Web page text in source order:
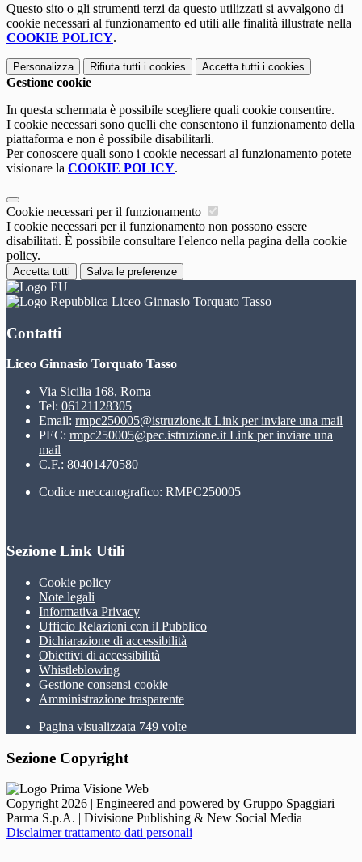
Questo sito o gli strumenti terzi da questo utilizzati si avvalgono di
cookie necessari al funzionamento ed utili alle finalità illustrate nella
COOKIE POLICY.
Personalizza Rifiuta tutti i cookies Accetta tutti i cookies
Gestione cookie
In questa schermata è possibile scegliere quali cookie consentire.
I cookie necessari sono quelli che consentono il funzionamento della
piattaforma e non è possibile disabilitarli.
Per conoscere quali sono i cookie necessari al funzionamento potete
visionare la COOKIE POLICY.
Cookie necessari per il funzionamento
I cookie necessari per il funzionamento non possono essere
disabilitati. È possibile consultare l'elenco nella pagina della cookie
policy.
Accetta tutti Salva le preferenze
Liceo Ginnasio Torquato Tasso
Contatti
Liceo Ginnasio Torquato Tasso
Via Sicilia 168, Roma
Tel: 06121128305
Email: rmpc250005@istruzione.it Link per inviare una mail
PEC: rmpc250005@pec.istruzione.it Link per inviare una
mail
C.F.: 80401470580
Codice meccanografico: RMPC250005
Sezione Link Utili
Cookie policy
Note legali
Informativa Privacy
Ufficio Relazioni con il Pubblico
Dichiarazione di accessibilità
Obiettivi di accessibilità
Whistleblowing
Gestione consensi cookie
Amministrazione trasparente
Pagina visualizzata 749 volte
Sezione Copyright
Copyright 2026 | Engineered and powered by Gruppo Spaggiari
Parma S.p.A. | Divisione Publishing & New Social Media
Disclaimer trattamento dati personali